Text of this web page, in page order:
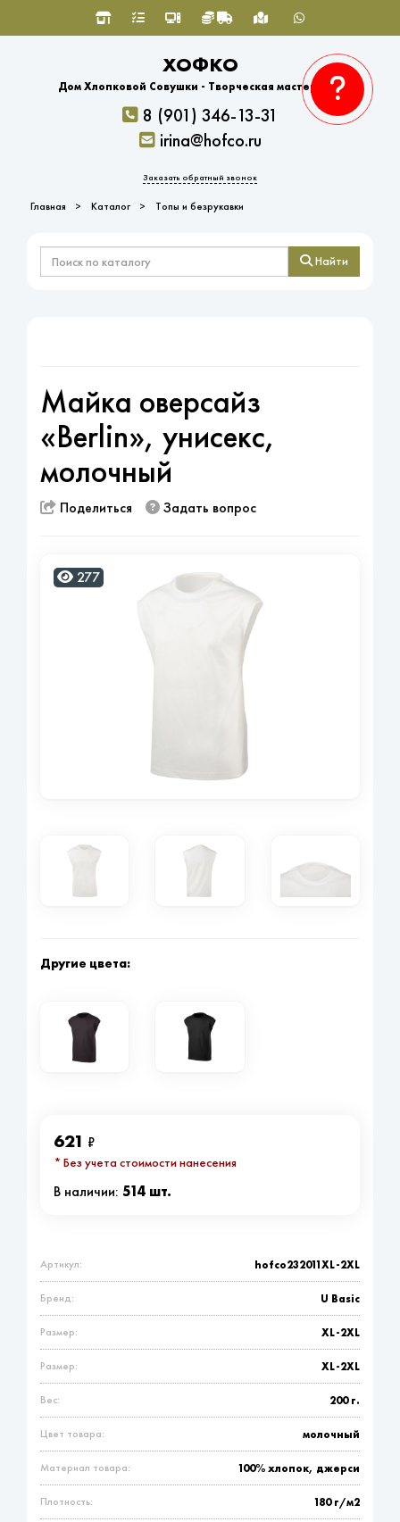
ХОФКО
Дом Хлопковой Совушки - Творческая мастерская
8 (901) 346-13-31
irina@hofco.ru
Заказать обратный звонок
Главная Каталог Топы и безрукавки
Найти
Майка оверсайз
«Berlin», унисекс,
молочный
Поделиться Задать вопрос
277
Другие цвета:
621 ₽
* Без учета стоимости нанесения
В наличии: 514 шт.
Артикул: hofco232011XL-2XL
Бренд: U Basic
Размер: XL-2XL
Размер: XL-2XL
Вес: 200 г.
Цвет товара: молочный
Материал товара: 100% хлопок, джерси
Плотность: 180 г/м2